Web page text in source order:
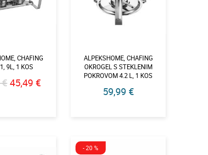
CHAFING
9L, 1 KOS
45,49 €
ALPEKSHOME, CHAFING
OKROGEL S STEKLENIM
POKROVOM 4.2 L, 1 KOS
59,99 €
- 20 %